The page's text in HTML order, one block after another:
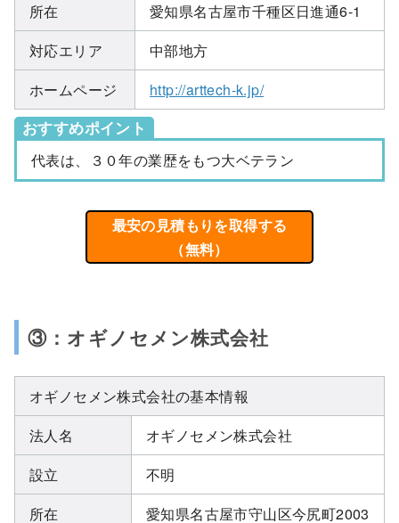
所在
愛知県名古屋市千種区日進通6-1
対応エリア
中部地方
ホームページ
http://arttech-k.jp/
おすすめポイント
代表は、３０年の業歴をもつ大ベテラン
最安の見積もりを取得する
（無料）
③：オギノセメン株式会社
オギノセメン株式会社の基本情報
法人名
オギノセメン株式会社
設立
不明
所在
愛知県名古屋市守山区今尻町2003